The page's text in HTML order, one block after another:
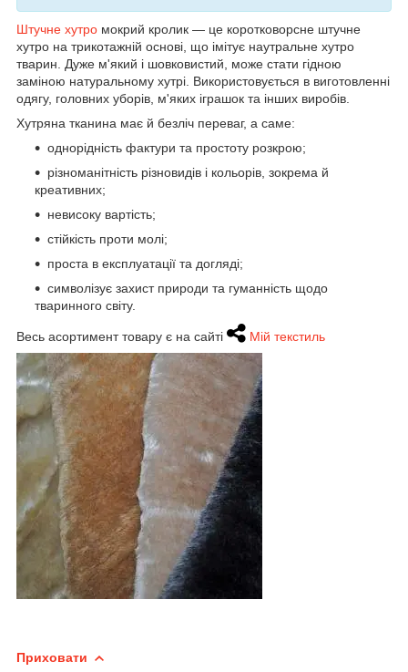
Штучне хутро мокрий кролик — це коротковорсне штучне
хутро на трикотажній основі, що імітує наутральне хутро
тварин. Дуже м'який і шовковистий, може стати гідною
заміною натуральному хутрі. Використовується в виготовленні
одягу, головних уборів, м'яких іграшок та інших виробів.
Хутряна тканина має й безліч переваг, а саме:
однорідність фактури та простоту розкрою;
різноманітність різновидів і кольорів, зокрема й
креативних;
невисоку вартість;
стійкість проти молі;
проста в експлуатації та догляді;
символізує захист природи та гуманність щодо
тваринного світу.
Весь асортимент товару є на сайті Мій текстиль
Приховати